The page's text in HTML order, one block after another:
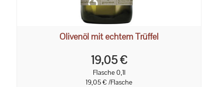
Olivenöl mit echtem Trüffel
19,05 €
Flasche 0,1l
19,05 € /Flasche